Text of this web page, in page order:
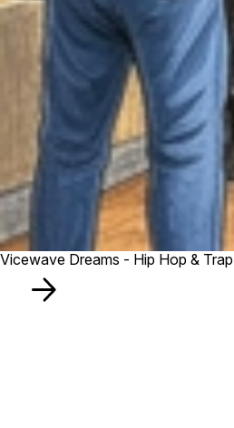
Vicewave Dreams - Hip Hop & Trap